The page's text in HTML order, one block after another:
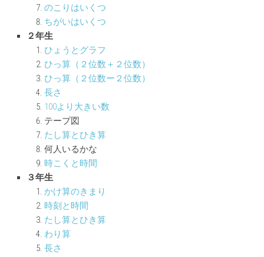
のこりはいくつ
ちがいはいくつ
２年生
ひょうとグラフ
ひっ算（２位数＋２位数）
ひっ算（２位数ー２位数）
長さ
100より大きい数
テープ図
たし算とひき算
何人いるかな
時こくと時間
３年生
かけ算のきまり
時刻と時間
たし算とひき算
わり算
長さ